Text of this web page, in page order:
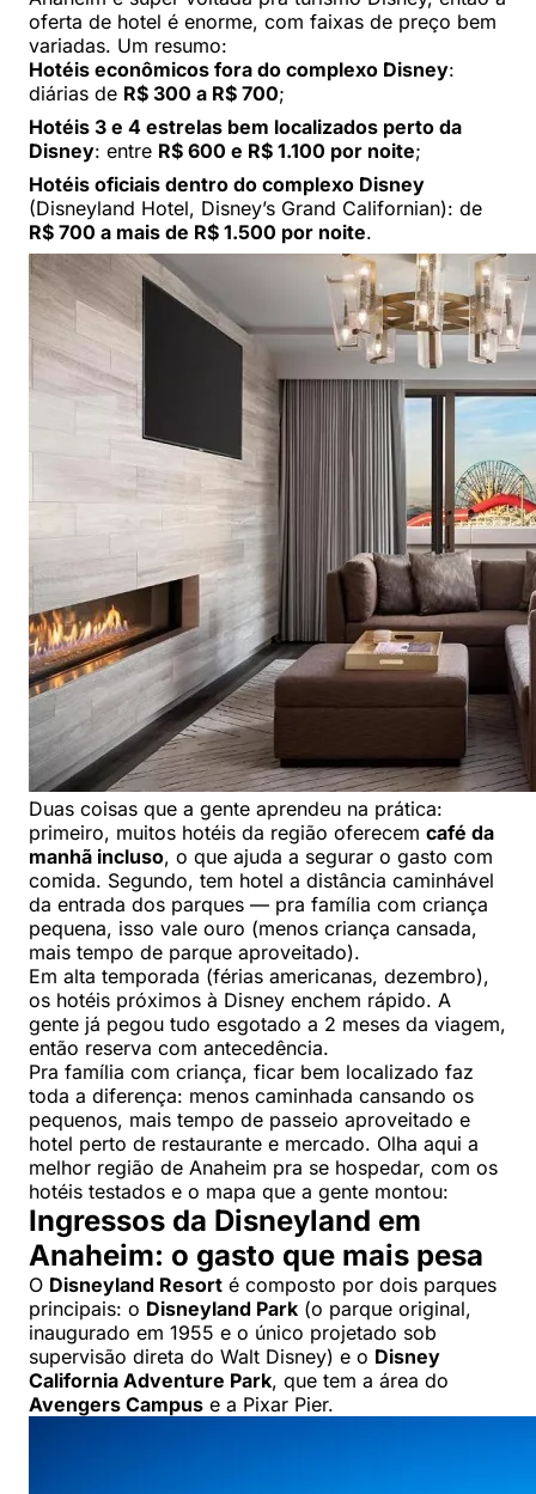
oferta de hotel é enorme, com faixas de preço bem
variadas. Um resumo:
Hotéis econômicos fora do complexo Disney:
diárias de R$ 300 a R$ 700;
Hotéis 3 e 4 estrelas bem localizados perto da
Disney: entre R$ 600 e R$ 1.100 por noite;
Hotéis oficiais dentro do complexo Disney
(Disneyland Hotel, Disney’s Grand Californian): de
R$ 700 a mais de R$ 1.500 por noite.
Duas coisas que a gente aprendeu na prática:
primeiro, muitos hotéis da região oferecem café da
manhã incluso, o que ajuda a segurar o gasto com
comida. Segundo, tem hotel a distância caminhável
da entrada dos parques — pra família com criança
pequena, isso vale ouro (menos criança cansada,
mais tempo de parque aproveitado).
Em alta temporada (férias americanas, dezembro),
os hotéis próximos à Disney enchem rápido. A
gente já pegou tudo esgotado a 2 meses da viagem,
então reserva com antecedência.
Pra família com criança, ficar bem localizado faz
toda a diferença: menos caminhada cansando os
pequenos, mais tempo de passeio aproveitado e
hotel perto de restaurante e mercado. Olha aqui a
melhor região de Anaheim pra se hospedar, com os
hotéis testados e o mapa que a gente montou:
Ingressos da Disneyland em
Anaheim: o gasto que mais pesa
O Disneyland Resort é composto por dois parques
principais: o Disneyland Park (o parque original,
inaugurado em 1955 e o único projetado sob
supervisão direta do Walt Disney) e o Disney
California Adventure Park, que tem a área do
Avengers Campus e a Pixar Pier.